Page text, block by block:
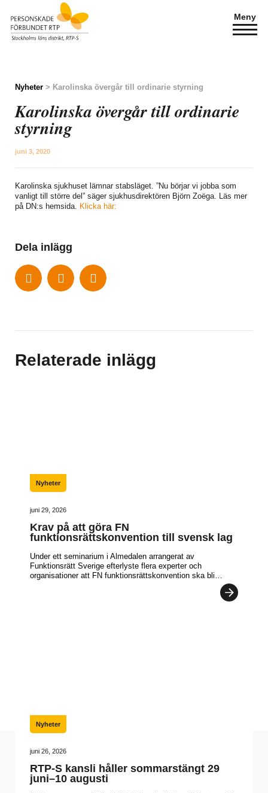
Meny
Nyheter > Karolinska övergår till ordinarie styrning
Karolinska övergår till ordinarie
styrning
juni 3, 2020
Karolinska sjukhuset lämnar stabsläget. ”Nu börjar vi jobba som
vanligt till större del” säger sjukhusdirektören Björn Zoëga. Läs mer
på DN:s hemsida. Klicka här:
Dela inlägg
Relaterade inlägg
Nyheter
juni 29, 2026
Krav på att göra FN
funktionsrättskonvention till svensk lag
Under ett seminarium i Almedalen arrangerat av
Funktionsrätt Sverige efterlyste flera experter och
organisationer att FN funktionsrättskonvention ska bli…
Nyheter
juni 26, 2026
RTP-S kansli håller sommarstängt 29
juni–10 augusti